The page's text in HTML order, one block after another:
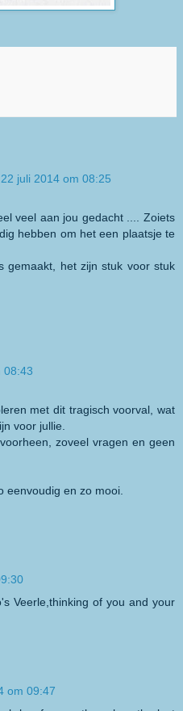
22 juli 2014 om 08:25
veel aan jou gedacht .... Zoiets
hebben om het een plaatsje te
gemaakt, het zijn stuk voor stuk
08:43
met dit tragisch voorval, wat
voor jullie.
zoveel vragen en geen
eenvoudig en zo mooi.
Veerle,thinking of you and your
om 09:47